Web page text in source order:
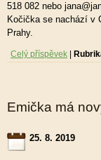
518 082 nebo
Kočička se nachází v
Prahy.
Celý příspěvek
Emička má
25. 8. 2019